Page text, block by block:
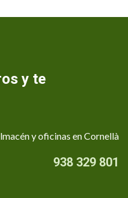
y te
y oficinas en Cornellà
938 329 801